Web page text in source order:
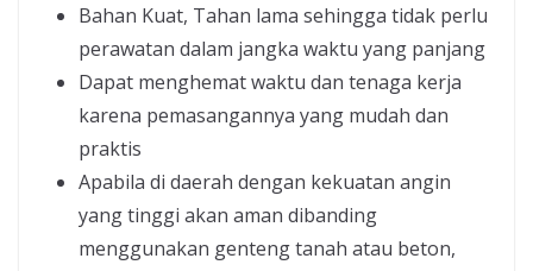
Bahan Kuat, Tahan lama sehingga tidak perlu
perawatan dalam jangka waktu yang panjang
Dapat menghemat waktu dan tenaga kerja
karena pemasangannya yang mudah dan
praktis
Apabila di daerah dengan kekuatan angin
yang tinggi akan aman dibanding
menggunakan genteng tanah atau beton,